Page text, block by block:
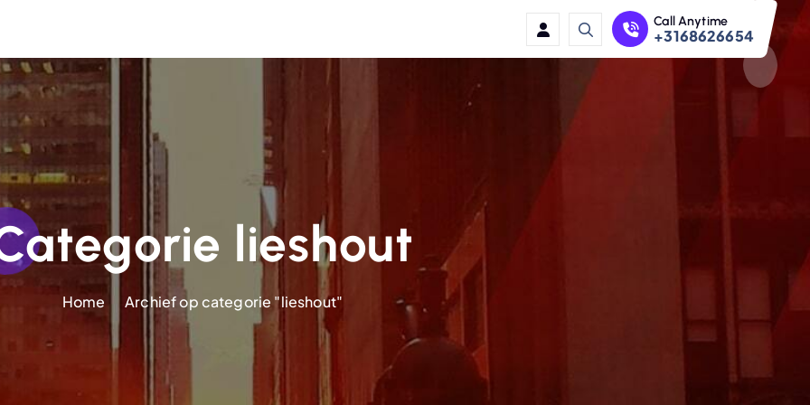
Call Anytime
+3168626654
lieshout
Home Archief op categorie "lieshout"